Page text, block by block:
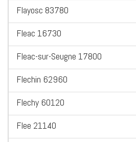
Flayosc 83780
Fleac 16730
Fleac-sur-Seugne 17800
Flechin 62960
Flechy 60120
Flee 21140